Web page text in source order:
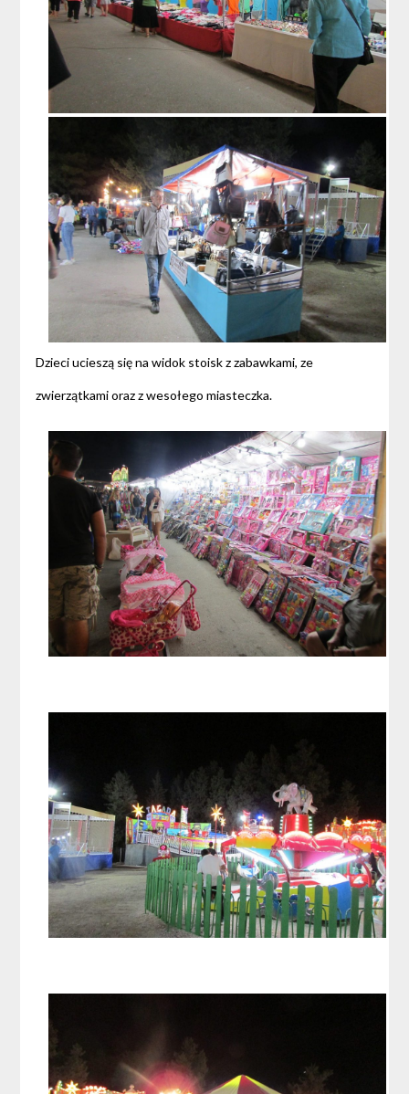
Dzieci ucieszą się na widok stoisk z zabawkami, ze
zwierzątkami oraz z wesołego miasteczka.